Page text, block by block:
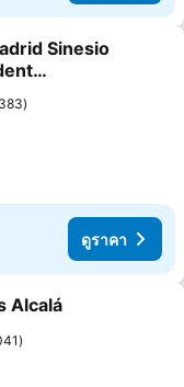
การโปรด
Sinesio
ดูราคา
ารโปรด
Alcalá